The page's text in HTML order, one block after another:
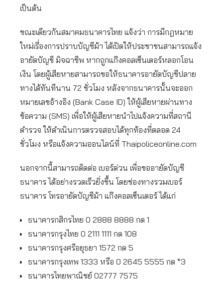
เป็นต้น
ขณะเดียวกันสมาคมธนาคารไทย แจ้งว่า การมีกฎหมาย
ใหม่เรื่องการปราบบัญชีม้า ได้เปิดให้ประชาชนสามารถแจ้ง
อายัดบัญชี มิจฉาชีพ หากถูกแก๊งคอลเซ็นเตอร์หลอกโอน
เงิน โดยผู้เสียหายสามารถขอให้ธนาคารอายัดบัญชีปลาย
ทางได้ทันทีนาน 72 ชั่วโมง หลังจากธนาคารนั้นจะออก
หมายเลขอ้างอิง (Bank Case ID) ให้ผู้เสียหายผ่านทาง
ข้อความ (SMS) เพื่อให้ผู้เสียหายนำไปแจ้งความที่สถานี
ตำรวจ ให้ดำเนินการตรวจสอบได้ทุกท้องที่ตลอด 24
ชั่วโมง หรือแจ้งความออนไลน์ที่ Thaipoliceonline.com
นอกจากนี้สามารถติดต่อ เบอร์ด่วน เพื่อขออายัดบัญชี
ธนาคาร ได้อย่างรวดเร็วยิ่งขึ้น โดยช่องทางรวมเบอร์
ธนาคาร โทรอายัดบัญชีม้า แก๊งคอลเซ็นเตอร์ ได้แก่
ธนาคารกสิกรไทย 0 2888 8888 กด 1
ธนาคารกรุงไทย 0 2111 1111 กด 108
ธนาคารกรุงศรีอยุธยา 1572 กด 5
ธนาคารกรุงเทพ 1333 หรือ 0 2645 5555 กด *3
ธนาคารไทยพาณิชย์ 02777 7575